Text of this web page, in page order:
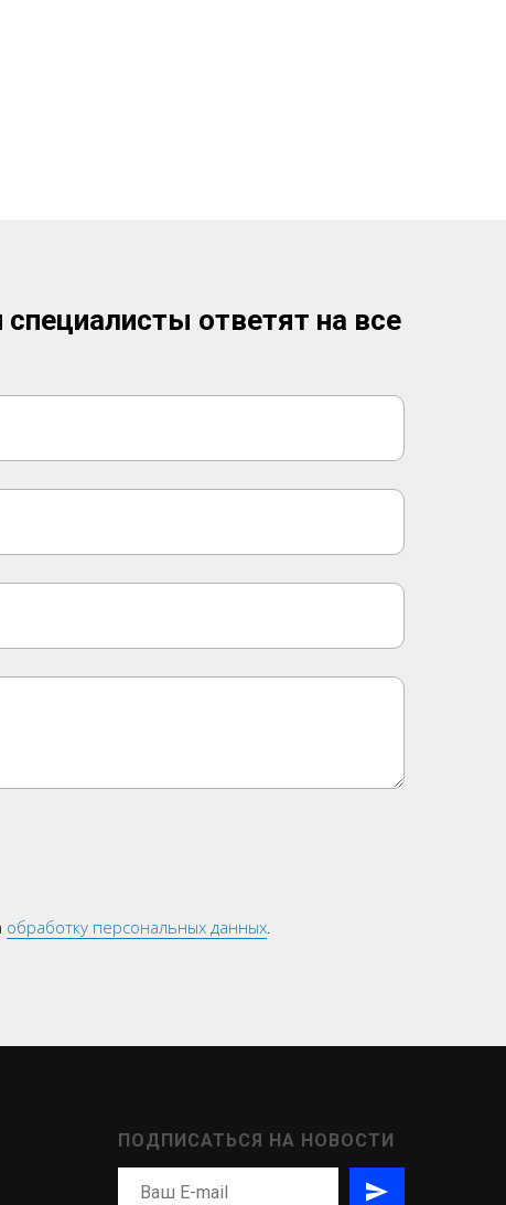
ответят на все
обработку персональных данных
ПОДПИСАТЬСЯ НА НОВОСТИ